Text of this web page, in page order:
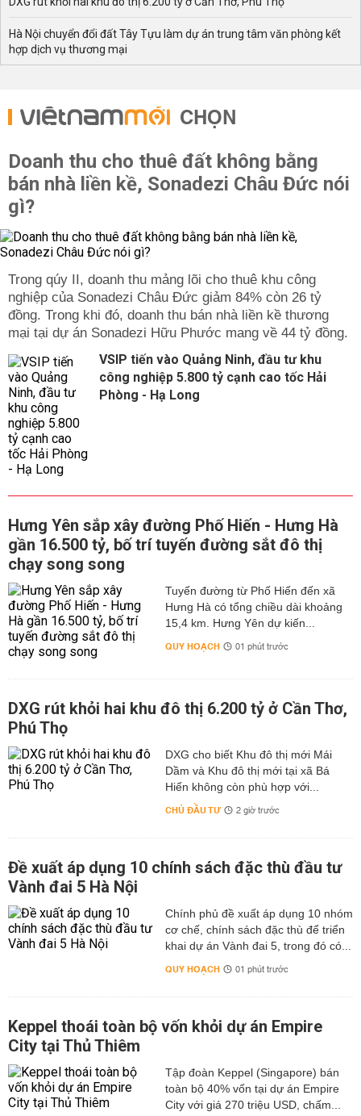
Hà Nội chuyển đổi đất Tây Tựu làm dự án trung tâm văn phòng kết
hợp dịch vụ thương mại
CHỌN
Doanh thu cho thuê đất không bằng
bán nhà liền kề, Sonadezi Châu Đức nói
gì?
Trong qúy II, doanh thu mảng lõi cho thuê khu công
nghiệp của Sonadezi Châu Đức giảm 84% còn 26 tỷ
đồng. Trong khi đó, doanh thu bán nhà liền kề thương
mại tại dự án Sonadezi Hữu Phước mang về 44 tỷ đồng.
VSIP tiến vào Quảng Ninh, đầu tư khu
công nghiệp 5.800 tỷ cạnh cao tốc Hải
Phòng - Hạ Long
Hưng Yên sắp xây đường Phố Hiến - Hưng Hà
gần 16.500 tỷ, bố trí tuyến đường sắt đô thị
chạy song song
Tuyến đường từ Phố Hiến đến xã
Hưng Hà có tổng chiều dài khoảng
15,4 km. Hưng Yên dự kiến...
QUY HOẠCH 01 phút trước
DXG rút khỏi hai khu đô thị 6.200 tỷ ở Cần Thơ,
Phú Thọ
DXG cho biết Khu đô thị mới Mái
Dầm và Khu đô thị mới tại xã Bá
Hiến không còn phù hợp với...
CHỦ ĐẦU TƯ 2 giờ trước
Đề xuất áp dụng 10 chính sách đặc thù đầu tư
Vành đai 5 Hà Nội
Chính phủ đề xuất áp dụng 10 nhóm
cơ chế, chính sách đặc thù để triển
khai dự án Vành đai 5, trong đó có...
QUY HOẠCH 01 phút trước
Keppel thoái toàn bộ vốn khỏi dự án Empire
City tại Thủ Thiêm
Tập đoàn Keppel (Singapore) bán
toàn bộ 40% vốn tại dự án Empire
City với giá 270 triệu USD, chấm...